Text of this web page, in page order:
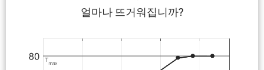
얼마나 뜨거워집니까?